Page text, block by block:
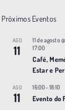
Próximos Eventos
AGO
11
11 de agosto
17:00
Café,
Estar e
AGO
11
16:00- 18:10
Evento do